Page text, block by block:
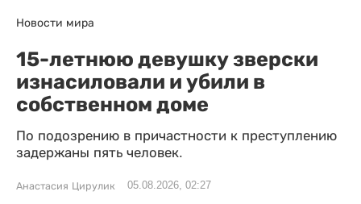
Новости мира
15-летнюю девушку зверски
изнасиловали и убили в
собственном доме
По подозрению в причастности к преступлению
задержаны пять человек.
Анастасия Цирулик 05.08.2026, 02:27